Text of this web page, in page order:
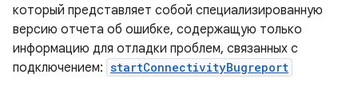
который представляет собой специализированную
версию отчета об ошибке, содержащую только
информацию для отладки проблем, связанных с
подключением: startConnectivityBugreport